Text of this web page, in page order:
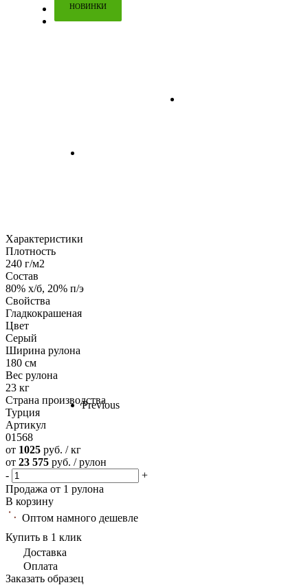
НОВИНКИ
Previous
Характеристики
Плотность
240 г/м2
Состав
80% х/б, 20% п/э
Свойства
Гладкокрашеная
Цвет
Серый
Ширина рулона
180 см
Вес рулона
23 кг
Страна производства
Турция
Артикул
01568
от 1025 руб. / кг
от 23 575 руб. / рулон
-
+
Продажа от 1 рулона
В корзину
Оптом намного дешевле
Купить в 1 клик
Доставка
Оплата
Заказать образец